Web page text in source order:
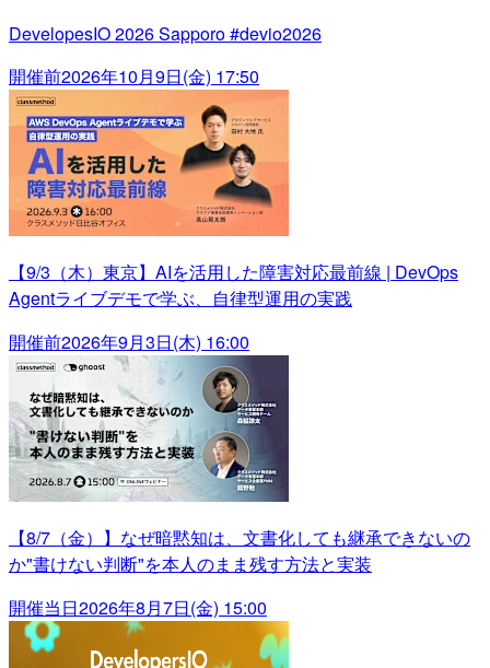
DevelopesIO 2026 Sapporo #devio2026
開催前2026年10月9日(金) 17:50
【9/3（木）東京】AIを活用した障害対応最前線 | DevOps
Agentライブデモで学ぶ、自律型運用の実践
開催前2026年9月3日(木) 16:00
【8/7（金）】なぜ暗黙知は、文書化しても継承できないの
か"書けない判断"を本人のまま残す方法と実装
開催当日2026年8月7日(金) 15:00